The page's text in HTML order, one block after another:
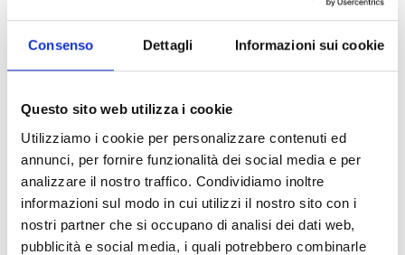
Consenso Dettagli Informazioni sui cookie
Questo sito web utilizza i cookie
Utilizziamo i cookie per personalizzare contenuti ed
annunci, per fornire funzionalità dei social media e per
analizzare il nostro traffico. Condividiamo inoltre
informazioni sul modo in cui utilizzi il nostro sito con i
nostri partner che si occupano di analisi dei dati web,
pubblicità e social media, i quali potrebbero combinarle
PLANTILLA ANTICHOQUE
€ 25,00
SUELA LITE PREFORMADA
ANATÓMICAMENTE EDEA
€ 9,00